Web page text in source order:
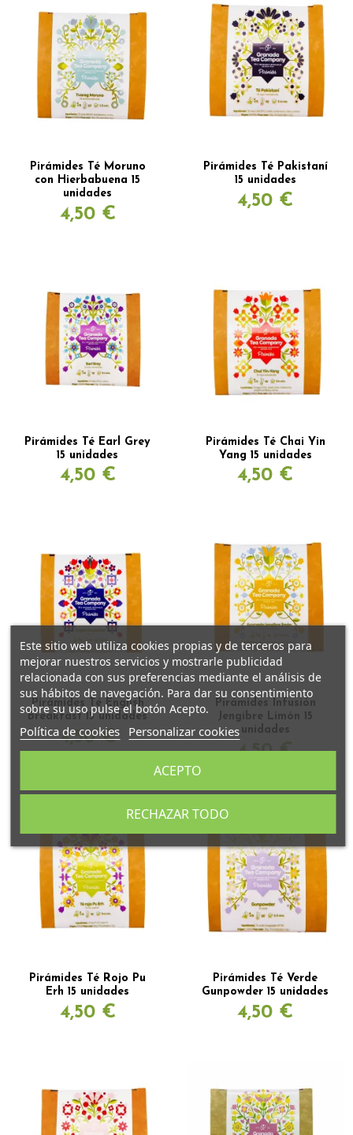
Pirámides Té Moruno
con Hierbabuena 15
unidades
4,50 €
Pirámides Té Pakistaní
15 unidades
4,50 €
Pirámides Té Earl Grey
15 unidades
4,50 €
Pirámides Té Chai Yin
Yang 15 unidades
4,50 €
Pirámides Té English
Breakfast 15 unidades
4,50 €
Pirámides Infusión
Jengibre Limón 15
unidades
4,50 €
Pirámides Té Rojo Pu
Erh 15 unidades
4,50 €
Pirámides Té Verde
Gunpowder 15 unidades
4,50 €
Este sitio web utiliza cookies propias y de terceros para
mejorar nuestros servicios y mostrarle publicidad
relacionada con sus preferencias mediante el análisis de
sus hábitos de navegación. Para dar su consentimiento
sobre su uso pulse el botón Acepto.
Política de cookies Personalizar cookies
RECHAZAR TODO
ACEPTO